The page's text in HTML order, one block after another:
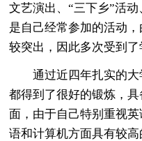
文艺演出、“三下乡”活
是自己经常参加的活动
较突出，因此多次受到
通过近四年扎实的
都得到了很好的锻炼，
面，由于自己特别重视
语和计算机方面具有较